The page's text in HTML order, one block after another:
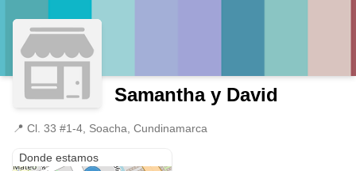
Samantha y David
📍 Cl. 33 #1-4, Soacha, Cundinamarca
Donde estamos